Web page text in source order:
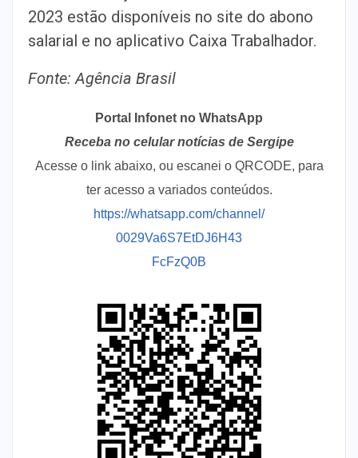
2023 estão disponíveis no site do abono
salarial e no aplicativo Caixa Trabalhador.
Fonte: Agência Brasil
Portal Infonet no WhatsApp
Receba no celular notícias de Sergipe
Acesse o link abaixo, ou escanei o QRCODE, para
ter acesso a variados conteúdos.
https://whatsapp.com/channel/
0029Va6S7EtDJ6H43
FcFzQ0B